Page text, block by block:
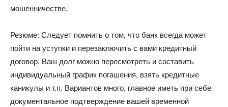
мошенничестве.
Резюме: Следует помнить о том, что банк всегда может
пойти на уступки и перезаключить с вами кредитный
договор. Ваш долг можно пересмотреть и составить
индивидуальный график погашения, взять кредитные
каникулы и т.п. Вариантов много, главное иметь при себе
документальное подтверждение вашей временной